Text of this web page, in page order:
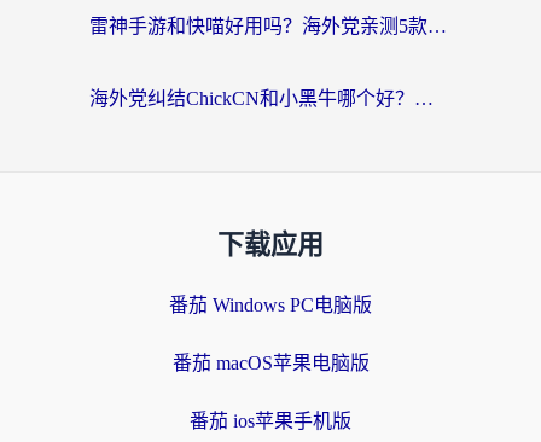
雷神手游和快喵好用吗？海外党亲测5款回国加速器，附斧牛Bling对比+微信视频号解决办法
海外党纠结ChickCN和小黑牛哪个好？一篇帮你选对回国加速器的实用指南
下载应用
番茄 Windows PC电脑版
番茄 macOS苹果电脑版
番茄 ios苹果手机版